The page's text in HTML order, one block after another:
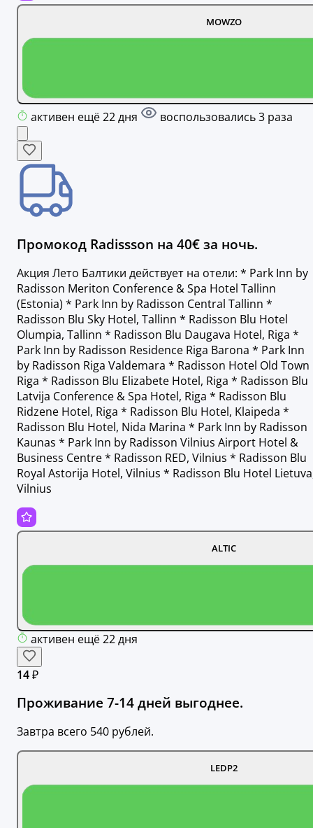
MOWZO
активен ещё 22 дня воспользовались 3 раза
Промокод Radissson на 40€ за ночь.
Акция Лето Балтики действует на отели: * Park Inn by
Radisson Meriton Conference & Spa Hotel Tallinn
(Estonia) * Park Inn by Radisson Central Tallinn *
Radisson Blu Sky Hotel, Tallinn * Radisson Blu Hotel
Olumpia, Tallinn * Radisson Blu Daugava Hotel, Riga *
Park Inn by Radisson Residence Riga Barona * Park Inn
by Radisson Riga Valdemara * Radisson Hotel Old Town
Riga * Radisson Blu Elizabete Hotel, Riga * Radisson Blu
Latvija Conference & Spa Hotel, Riga * Radisson Blu
Ridzene Hotel, Riga * Radisson Blu Hotel, Klaipeda *
Radisson Blu Hotel, Nida Marina * Park Inn by Radisson
Kaunas * Park Inn by Radisson Vilnius Airport Hotel &
Business Centre * Radisson RED, Vilnius * Radisson Blu
Royal Astorija Hotel, Vilnius * Radisson Blu Hotel
Vilnius
ALTIC
активен ещё 22 дня
14 ₽
Проживание 7-14 дней выгоднее.
Завтра всего 540 рублей.
LEDP2